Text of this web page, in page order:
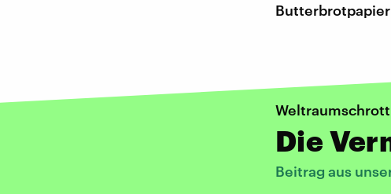
Butterbrotpapier
Weltraumschrott
Die
Beitrag aus